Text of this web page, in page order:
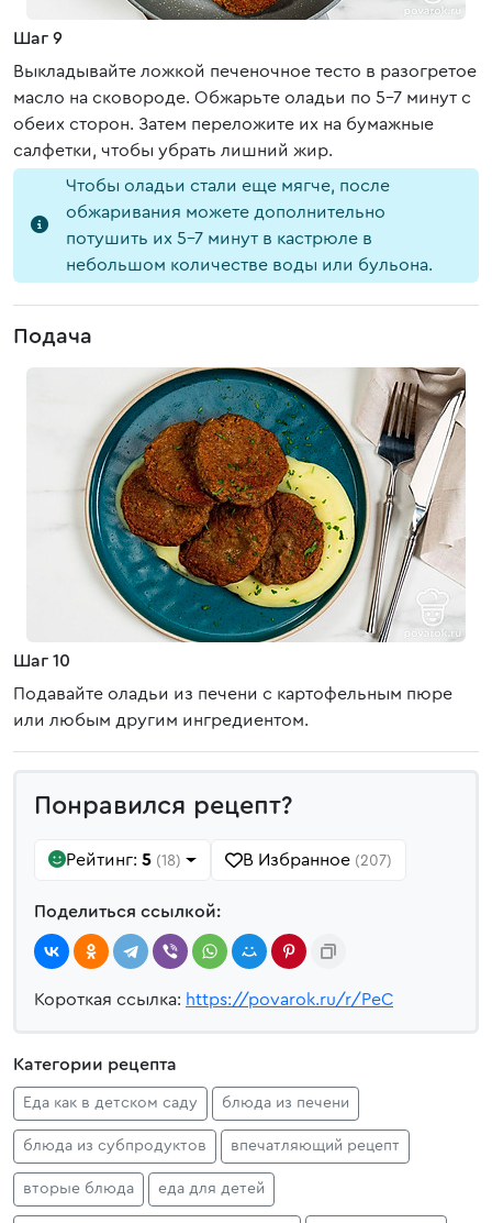
Шаг 9
Выкладывайте ложкой печеночное тесто в разогретое
масло на сковороде. Обжарьте оладьи по 5-7 минут с
обеих сторон. Затем переложите их на бумажные
салфетки, чтобы убрать лишний жир.
Чтобы оладьи стали еще мягче, после
обжаривания можете дополнительно
потушить их 5-7 минут в кастрюле в
небольшом количестве воды или бульона.
Подача
Шаг 10
Подавайте оладьи из печени с картофельным пюре
или любым другим ингредиентом.
Понравился рецепт?
Рейтинг: 5 (18) В Избранное (207)
Поделиться ссылкой:
Короткая ссылка: https://povarok.ru/r/PeC
Категории рецепта
Еда как в детском саду блюда из печени
блюда из субпродуктов впечатляющий рецепт
вторые блюда еда для детей